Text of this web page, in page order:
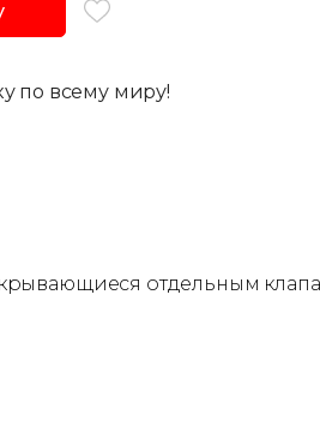
по всему миру!
отдельным